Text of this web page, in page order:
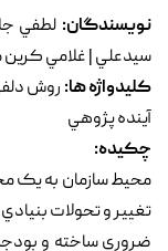
نویسندگان: لطفي
سيدعلي | غلامي
کلیدواژه ها: روش
آينده پژوهي
چکیده:
محيط سازمان به يک
تغيير و تحولات
ضروري ساخته و بودجه